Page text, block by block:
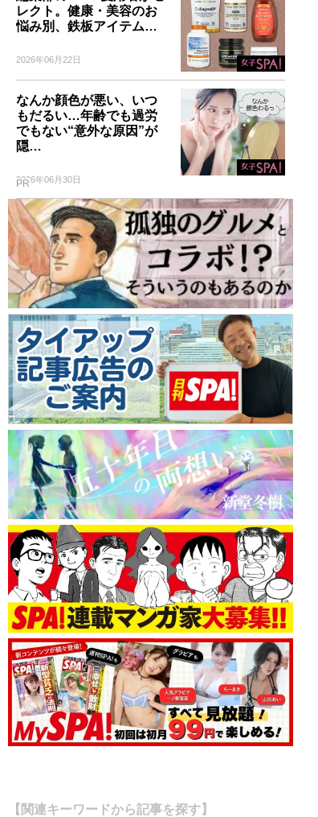
レクト。健康・美容のお
悩み別、鉄板アイテム…
2026年06月22日
なんか顔色が悪い、いつ
もだるい…年齢でも過労
でもない“意外な原因”が
隠…
2026年06月30日
PR
【関連キーワードから記事を探す】